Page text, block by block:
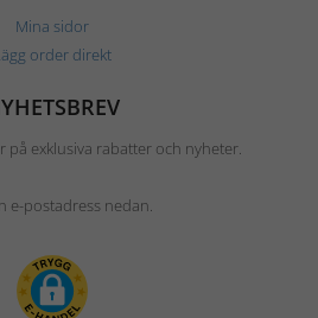
Mina sidor
order direkt
på exklusiva rabatter och nyheter.
e-postadress nedan.